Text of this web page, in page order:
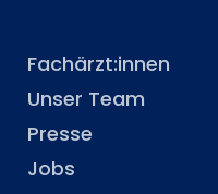
Fachärzt:innen
Unser Team
Presse
Jobs